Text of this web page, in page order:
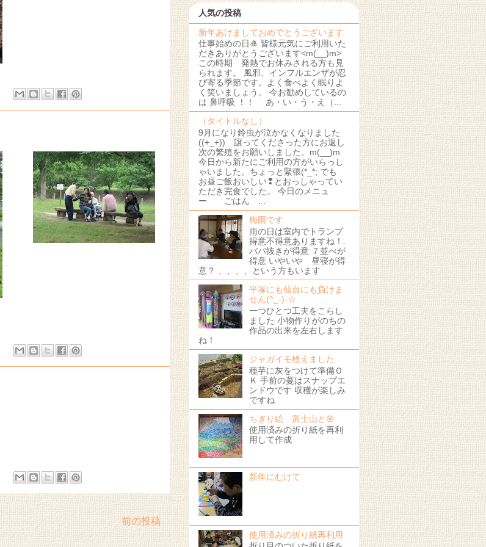
前の投稿
人気の投稿
新年あけましておめでとうございます
仕事始めの日🎍 皆様元気にご利用いた
だきありがとうございます<m(__)m>
この時期 発熱でお休みされる方も見
られます。 風邪、インフルエンザが忍
び寄る季節です。よく食べよく眠りよ
く笑いましょう。 今お勧めしているの
は 鼻呼吸 ！！ あ・い・う・え（...
（タイトルなし）
9月になり鈴虫が泣かなくなりました
((+_+)) 譲ってくださった方にお返し
次の繁殖をお願いしました。m(__)m
今日から新たにご利用の方がいらっし
ゃいました。ちょっと緊張(*_*; でも
お昼ご飯おいしい❢とおっしゃってい
ただき完食でした。 今日のメニュ
ー ごはん ...
梅雨です
雨の日は室内でトランプ
得意不得意ありますね！.
ババ抜きが得意 ７並べが
得意 いやいや 昼寝が得
意？ 、、、、という方もいます
平塚にも仙台にも負けま
せん(^_-)-☆
一つひとつ工夫をこらし
ました 小物作りがのちの
作品の出来を左右します
ね！
ジャガイモ植えました
種芋に灰をつけて準備Ｏ
Ｋ 手前の蔓はスナップエ
ンドウです 収穫が楽しみ
ですね
ちぎり絵 富士山と🌸
使用済みの折り紙を再利
用して作成
新年にむけて
使用済みの折り紙再利用